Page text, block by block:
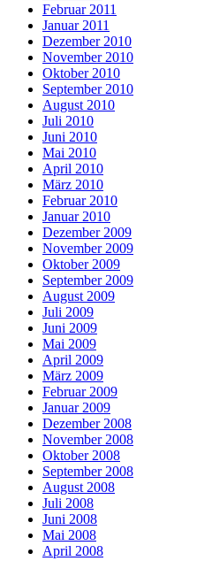
Februar 2011
Januar 2011
Dezember 2010
November 2010
Oktober 2010
September 2010
August 2010
Juli 2010
Juni 2010
Mai 2010
April 2010
März 2010
Februar 2010
Januar 2010
Dezember 2009
November 2009
Oktober 2009
September 2009
August 2009
Juli 2009
Juni 2009
Mai 2009
April 2009
März 2009
Februar 2009
Januar 2009
Dezember 2008
November 2008
Oktober 2008
September 2008
August 2008
Juli 2008
Juni 2008
Mai 2008
April 2008